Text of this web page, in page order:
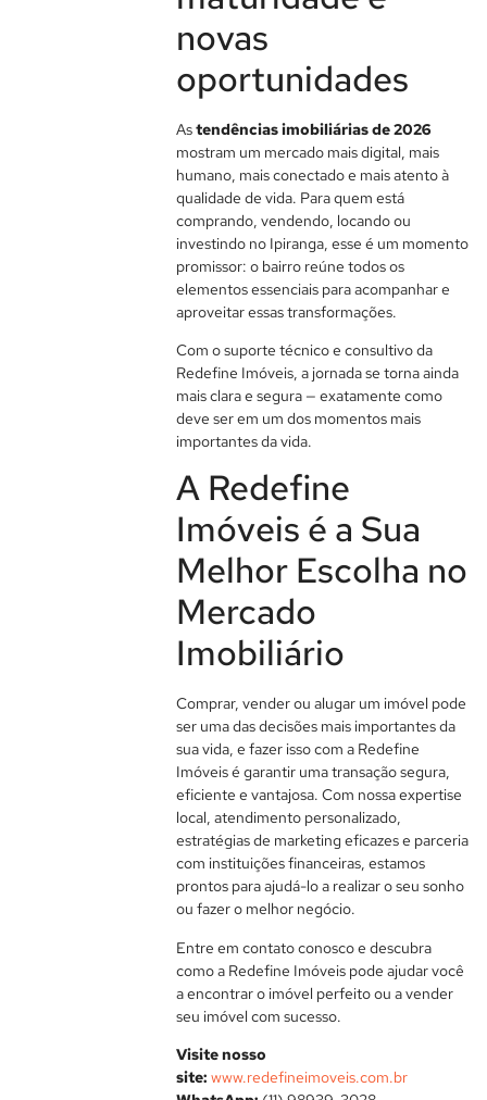
novas
oportunidades
Astendências imobiliárias de 2026
mostram um mercado mais digital, mais
humano, mais conectado e mais atento à
qualidade de vida. Para quem está
comprando, vendendo, locando ou
investindo no Ipiranga, esse é um momento
promissor: o bairro reúne todos os
elementos essenciais para acompanhar e
aproveitar essas transformações.
Com o suporte técnico e consultivo da
Redefine Imóveis, a jornada se torna ainda
mais clara e segura — exatamente como
deve ser em um dos momentos mais
importantes da vida.
A Redefine
Imóveis é a Sua
Melhor Escolha no
Mercado
Imobiliário
Comprar, vender ou alugar um imóvel pode
ser uma das decisões mais importantes da
sua vida, e fazer isso com a Redefine
Imóveis é garantir uma transação segura,
eficiente e vantajosa. Com nossa expertise
local, atendimento personalizado,
estratégias de marketing eficazes e parceria
com instituições financeiras, estamos
prontos para ajudá-lo a realizar o seu sonho
ou fazer o melhor negócio.
Entre em contato conosco e descubra
como a Redefine Imóveis pode ajudar você
a encontrar o imóvel perfeito ou a vender
seu imóvel com sucesso.
Visite nosso
site: www.redefineimoveis.com.br